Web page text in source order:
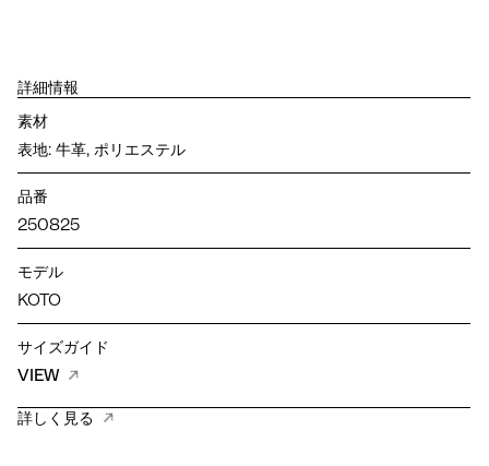
詳細情報
素材
表地: 牛革, ポリエステル
品番
250825
モデル
KOTO
サイズガイド
VIEW
詳しく見る